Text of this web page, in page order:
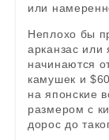
или
Неплохо бы
арканзас
начинаются
камушек и
на японские
размером с
дорос до